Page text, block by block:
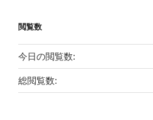
閲覧数
今日の閲覧数:
総閲覧数: